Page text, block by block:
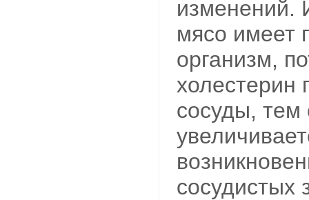
изменений.
мясо имеет
организм,
холестерин
сосуды,
сосудистых